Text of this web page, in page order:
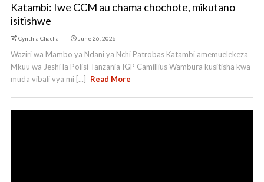
Katambi: Iwe CCM au chama chochote, mikutano
isitishwe
Cynthia Chacha June 26, 2026
Waziri wa Mambo ya Ndani ya Nchi Patrobas Katambi amemuelekeza
Mkuu wa Jeshi la Polisi Tanzania IGP Camillius Wambura kusitisha kwa
muda vibali vya mi [...]
Read More